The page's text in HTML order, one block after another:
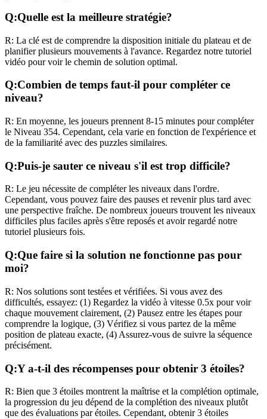
Q:Quelle est la meilleure stratégie?
R: La clé est de comprendre la disposition initiale du plateau et de
planifier plusieurs mouvements à l'avance. Regardez notre tutoriel
vidéo pour voir le chemin de solution optimal.
Q:Combien de temps faut-il pour compléter ce
niveau?
R: En moyenne, les joueurs prennent 8-15 minutes pour compléter
le Niveau 354. Cependant, cela varie en fonction de l'expérience et
de la familiarité avec des puzzles similaires.
Q:Puis-je sauter ce niveau s'il est trop difficile?
R: Le jeu nécessite de compléter les niveaux dans l'ordre.
Cependant, vous pouvez faire des pauses et revenir plus tard avec
une perspective fraîche. De nombreux joueurs trouvent les niveaux
difficiles plus faciles après s'être reposés et avoir regardé notre
tutoriel plusieurs fois.
Q:Que faire si la solution ne fonctionne pas pour
moi?
R: Nos solutions sont testées et vérifiées. Si vous avez des
difficultés, essayez: (1) Regardez la vidéo à vitesse 0.5x pour voir
chaque mouvement clairement, (2) Pausez entre les étapes pour
comprendre la logique, (3) Vérifiez si vous partez de la même
position de plateau exacte, (4) Assurez-vous de suivre la séquence
précisément.
Q:Y a-t-il des récompenses pour obtenir 3 étoiles?
R: Bien que 3 étoiles montrent la maîtrise et la complétion optimale,
la progression du jeu dépend de la complétion des niveaux plutôt
que des évaluations par étoiles. Cependant, obtenir 3 étoiles